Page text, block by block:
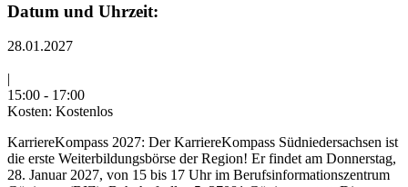
Datum und Uhrzeit:
28.01.2027
|
15:00 - 17:00
Kosten: Kostenlos
KarriereKompass 2027: Der KarriereKompass Südniedersachsen ist
die erste Weiterbildungsbörse der Region! Er findet am Donnerstag,
28. Januar 2027, von 15 bis 17 Uhr im Berufsinformationszentrum